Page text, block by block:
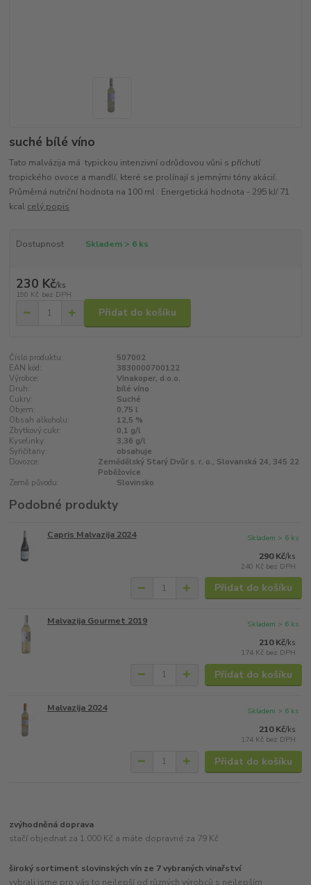
suché bílé víno
Tato malvázija má typickou intenzivní odrůdovou vůni s příchutí
tropického ovoce a mandlí, které se prolínají s jemnými tóny akácií.
Průměrná nutriční hodnota na 100 ml : Energetická hodnota - 295 kJ/ 71
kcal celý popis
Dostupnost Skladem > 6 ks
230 Kč/ks
190 Kč bez DPH
Přidat do košíku
Číslo produktu:
507002
EAN kód:
3830000700122
Výrobce:
Vinakoper, d.o.o.
Druh:
bílé víno
Cukry:
Suché
Objem:
0,75 l
Obsah alkoholu:
12,5 %
Zbytkový cukr:
0,1 g/l
Kyselinky:
3,36 g/l
Syřičitany:
obsahuje
Dovozce:
Zemědělský Starý Dvůr s. r. o., Slovanská 24, 345 22
Poběžovice
Země původu:
Slovinsko
Podobné produkty
Capris Malvazija 2024
290 Kč/ks
240 Kč bez DPH
Skladem > 6 ks
Přidat do košíku
Malvazija Gourmet 2019
210 Kč/ks
174 Kč bez DPH
Skladem > 6 ks
Přidat do košíku
Malvazija 2024
210 Kč/ks
174 Kč bez DPH
Skladem > 6 ks
Přidat do košíku
zvýhodněná doprava
stačí objednat za 1.000 Kč a máte dopravné za 79 Kč
široký sortiment slovinských vín ze 7 vybraných vinařství
vybrali jsme pro vás to nejlepší od různých výrobců s nejlepším